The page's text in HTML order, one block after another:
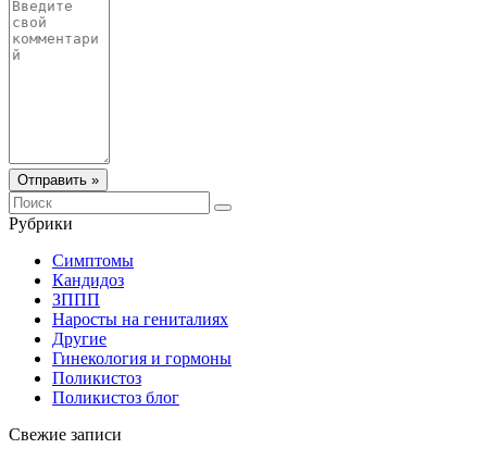
Отправить »
Рубрики
Симптомы
Кандидоз
ЗППП
Наросты на гениталиях
Другие
Гинекология и гормоны
Поликистоз
Поликистоз блог
Свежие записи